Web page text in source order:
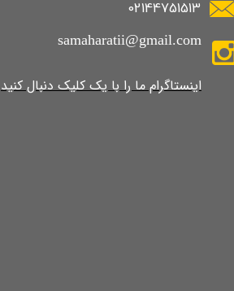
02144751513
samaharatii@gmail.com
​​​​​​​​​اینستاگرام ما را با یک کلیک دنبال کنید